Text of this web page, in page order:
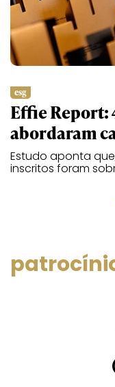
esg
Effie Report:
abordaram
Estudo aponta
inscritos foram